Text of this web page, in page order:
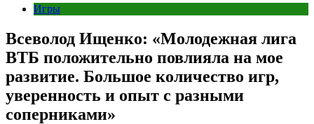
Игры
Всеволод Ищенко: «Молодежная лига
ВТБ положительно повлияла на мое
развитие. Большое количество игр,
уверенность и опыт с разными
соперниками»